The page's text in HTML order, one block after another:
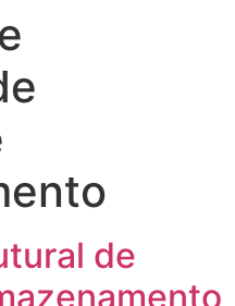
de